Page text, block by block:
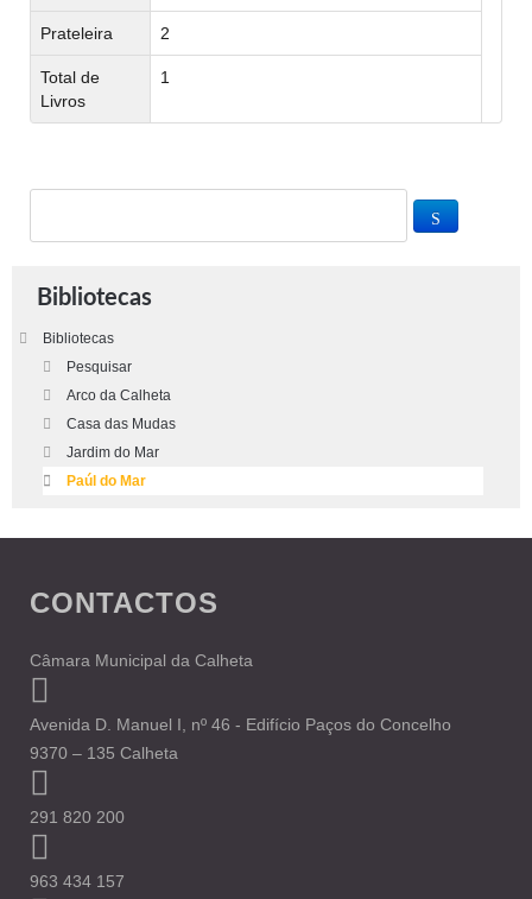
Prateleira 2
Total de
Livros
1
Bibliotecas
Bibliotecas
Pesquisar
Arco da Calheta
Casa das Mudas
Jardim do Mar
Paúl do Mar
CONTACTOS
Câmara Municipal da Calheta
Avenida D. Manuel I, nº 46 - Edifício Paços do Concelho
9370 – 135 Calheta
291 820 200
963 434 157